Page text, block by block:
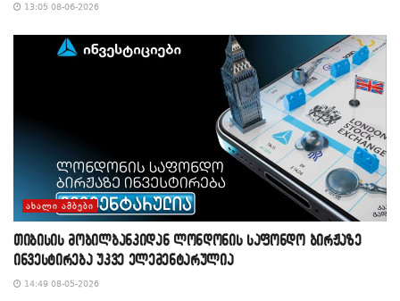
13:05 08-06-2026
ᲐᲮᲐᲚᲘ ᲐᲛᲑᲔᲑᲘ
თიბისის მობილბანკიდან ლონდონის საფონდო ბირჟაზე
ინვესტირება უკვე ელემენტარულია
14:49 08-05-2026